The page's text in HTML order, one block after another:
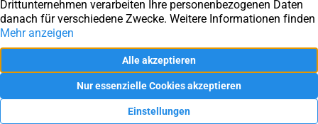
Ihre Immobilienmakler der Immobilienbörse Bonn / Rhein-
Datenschutz